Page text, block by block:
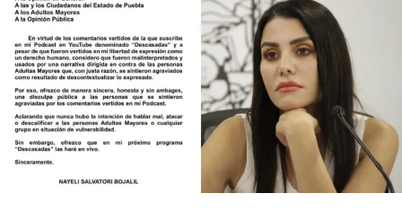
cayetanensis en las muestras recolectadas” en lechugas
procedentes de una empacadora en el estado de
Guanajuato.
Con Información Tomada de EXCÉLSIOR